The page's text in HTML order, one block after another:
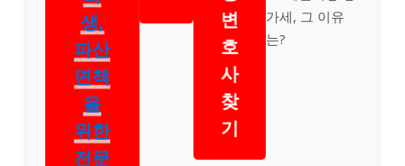
생,
파산
면책
을
위한
변
호
사
찾
기
가세, 그 이유
는?